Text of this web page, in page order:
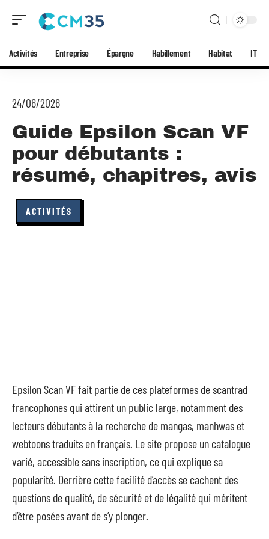
Activités Entreprise Épargne Habillement Habitat IT
24/06/2026
Guide Epsilon Scan VF
pour débutants :
résumé, chapitres, avis
ACTIVITÉS
Epsilon Scan VF fait partie de ces plateformes de scantrad
francophones qui attirent un public large, notamment des
lecteurs débutants à la recherche de mangas, manhwas et
webtoons traduits en français. Le site propose un catalogue
varié, accessible sans inscription, ce qui explique sa
popularité. Derrière cette facilité d’accès se cachent des
questions de qualité, de sécurité et de légalité qui méritent
d’être posées avant de s’y plonger.